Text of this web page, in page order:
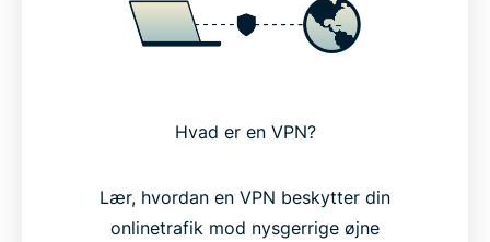
Hvad er en VPN?
Lær, hvordan en VPN beskytter din
onlinetrafik mod nysgerrige øjne